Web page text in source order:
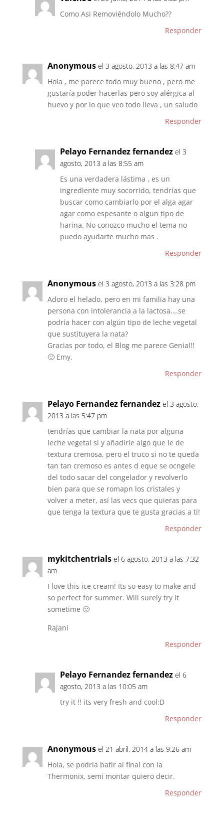
Como Asi Removiéndolo Mucho??
Responder
Anonymous el 3 agosto, 2013 a las 8:47 am
Hola , me parece todo muy bueno , pero me
gustaría poder hacerlas pero soy alérgica al
huevo y por lo que veo todo lleva , un saludo
Responder
Pelayo Fernandez fernandez el 3
agosto, 2013 a las 8:55 am
Es una verdadera lástima , es un
ingrediente muy socorrido, tendrías que
buscar como cambiarlo por el alga agar
agar como espesante o algun tipo de
harina. No conozco mucho el tema no
puedo ayudarte mucho mas .
Responder
Anonymous el 3 agosto, 2013 a las 3:28 pm
Adoro el helado, pero en mi familia hay una
persona con intolerancia a la lactosa….se
podría hacer con algún tipo de leche vegetal
que sustituyera la nata?
Gracias por todo, el Blog me parece Genial!!
🙂 Emy.
Responder
Pelayo Fernandez fernandez el 3 agosto,
2013 a las 5:47 pm
tendrías que cambiar la nata por alguna
leche vegetal si y añadirle algo que le de
textura cremosa, pero el truco si no te queda
tan tan cremoso es antes d eque se ocngele
del todo sacar del congelador y revolverlo
bien para que se romapn los cristales y
volver a meter, así las vecs que quieras para
que tenga la textura que te gusta gracias a ti!
Responder
mykitchentrials el 6 agosto, 2013 a las 7:32
am
I love this ice cream! Its so easy to make and
so perfect for summer. Will surely try it
sometime 🙂
Rajani
Responder
Pelayo Fernandez fernandez el 6
agosto, 2013 a las 10:05 am
try it !! its very fresh and cool:D
Responder
Anonymous el 21 abril, 2014 a las 9:26 am
Hola, se podria batir al final con la
Thermonix, semi montar quiero decir.
Responder